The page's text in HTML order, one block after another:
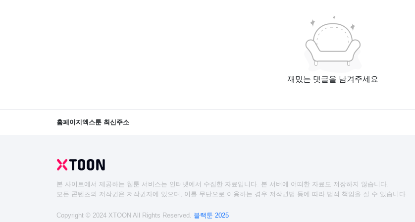
재밌는 댓글을 남겨주세요
홈페이지 엑스툰 최신주소
본 사이트에서 제공하는 웹툰 서비스는 인터넷에서 수집한 자료입니다. 본 서버에 어떠한 자료도 저장하지 않습니다.
모든 콘텐츠의 저작권은 저작권자에 있으며, 이를 무단으로 이용하는 경우 저작권법 등에 따라 법적 책임을 질 수 있습니다.
Copyright © 2024 XTOON All Rights Reserved. 블랙툰 2025